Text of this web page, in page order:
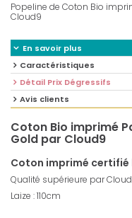
Popeline de Coton Bio
Cloud9
En savoir plus
Caractéristiques
Détail Prix Dégressifs
Avis clients
Coton Bio imprimé
Gold par Cloud9
Coton imprimé
Qualité supérieure par
Laize : 110cm